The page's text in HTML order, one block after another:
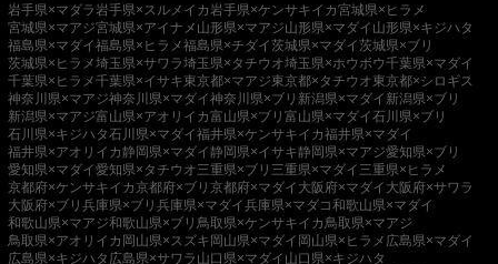
岩手県×マダラ 岩手県×スルメイカ 岩手県×ケンサキイカ宮城県×ヒラメ
宮城県×マアジ宮城県×アイナメ 山形県×マアジ山形県×マダイ 山形県×キジハタ
福島県×マダイ福島県×ヒラメ福島県×チダイ茨城県×マダイ茨城県×ブリ
茨城県×ヒラメ埼玉県×サワラ埼玉県×タチウオ埼玉県×ホウボウ千葉県×マダイ
千葉県×ヒラメ千葉県×イサキ東京都×マアジ東京都×タチウオ東京都×シロギス
神奈川県×マアジ神奈川県×マダイ神奈川県×ブリ 新潟県×マダイ 新潟県×ブリ
新潟県×マアジ富山県×アオリイカ富山県×ブリ 富山県×マダイ石川県×ブリ
石川県×キジハタ石川県×マダイ福井県×ケンサキイカ福井県×マダイ
福井県×アオリイカ静岡県×マダイ静岡県×イサキ静岡県×マアジ愛知県×ブリ
愛知県×マダイ愛知県×タチウオ三重県×ブリ 三重県×マダイ 三重県×ヒラメ
京都府×ケンサキイカ京都府×ブリ 京都府×マダイ 大阪府×マダイ 大阪府×サワラ
大阪府×ブリ 兵庫県×ブリ 兵庫県×マダイ兵庫県×マダコ和歌山県×マダイ
和歌山県×マアジ和歌山県×ブリ 鳥取県×ケンサキイカ 鳥取県×マアジ
鳥取県×アオリイカ 岡山県×スズキ岡山県×マダイ 岡山県×ヒラメ 広島県×マダイ
広島県×キジハタ 広島県×サワラ 山口県×マダイ 山口県×キジハタ